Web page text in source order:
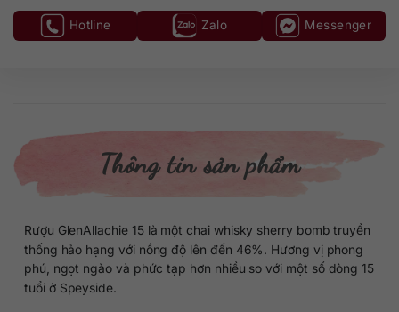
Hotline Zalo Messenger
Thông tin sản phẩm
Rượu GlenAllachie 15 là một chai whisky sherry bomb truyền
thống hảo hạng với nồng độ lên đến 46%. Hương vị phong
phú, ngọt ngào và phức tạp hơn nhiều so với một số dòng 15
tuổi ở Speyside.